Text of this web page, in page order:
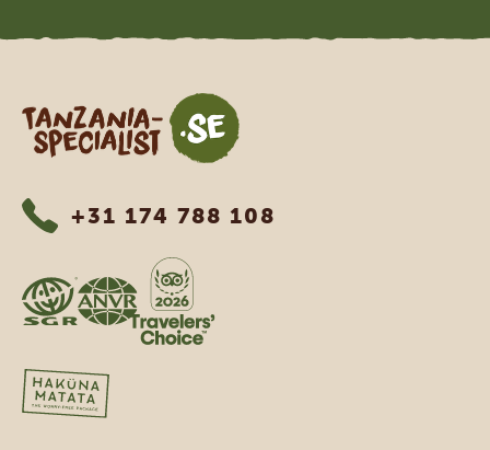
Tanzania Specialist
+31 174 788 108